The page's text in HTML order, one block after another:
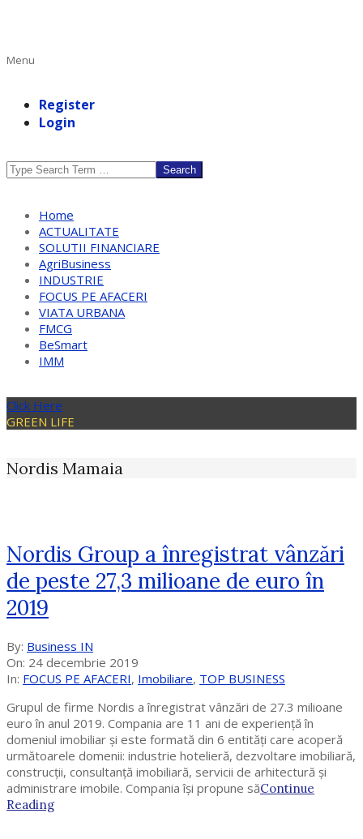
Primary
Menu
Register
Login
Search
Home
ACTUALITATE
SOLUTII FINANCIARE
AgriBusiness
INDUSTRIE
FOCUS PE AFACERI
VIATA URBANA
FMCG
BeSmart
IMM
Click Here
GREEN LIFE
Nordis Mamaia
Nordis Group a înregistrat vânzări
de peste 27,3 milioane de euro în
2019
2019-
12-
24
By: Business IN
On: 24 decembrie 2019
In: FOCUS PE AFACERI, Imobiliare, TOP BUSINESS
Grupul de firme Nordis a înregistrat vânzări de 27.3 milioane
euro în anul 2019. Compania are 11 ani de experiență în
domeniul imobiliar și este formată din 6 entități care acoperă
următoarele domenii: industrie hotelieră, dezvoltare imobiliară,
construcții, consultanță imobiliară, servicii de arhitectură și
administrare imobile. Compania își propune săContinue
Reading